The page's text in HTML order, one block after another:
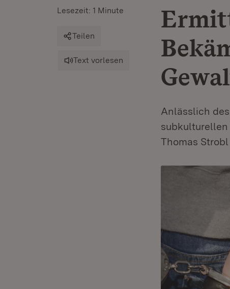
Anlässlich
Thomas
Lesezeit: 1 Minute
Teilen
Text vorlesen